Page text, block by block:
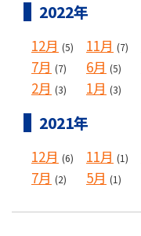
2022年
12月 (5) 11月 (7)
7月 (7) 6月 (5)
2月 (3) 1月 (3)
2021年
12月 (6) 11月 (1)
7月 (2) 5月 (1)